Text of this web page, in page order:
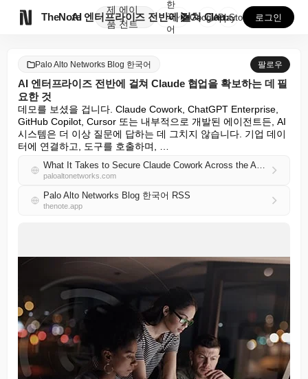
TheNote
제
품
에이
전트
AI 엔터프라이즈 전반에 걸쳐 Claude 협업을 확보...
한
국
어
GooglePlay
AppStore 로그인
Palo Alto Networks Blog 한국어 팔로우
AI 엔터프라이즈 전반에 걸쳐 Claude 협업을 확보하는 데 필
요한 것
데모를 보셨을 겁니다. Claude Cowork, ChatGPT Enterprise,
GitHub Copilot, Cursor 또는 내부적으로 개발된 에이전트든, AI
시스템은 더 이상 질문에 답하는 데 그치지 않습니다. 기업 데이
터에 연결하고, 도구를 호출하며, …
What It Takes to Secure Claude Cowork Across the AI Enterprise
paloaltonetworks.com
Palo Alto Networks Blog 한국어 RSS
thenote.app